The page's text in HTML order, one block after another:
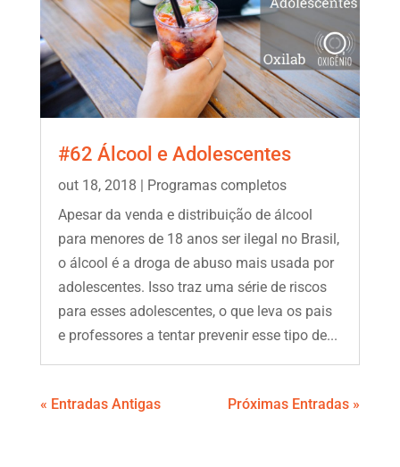
#62 Álcool e Adolescentes
out 18, 2018
Programas completos
Apesar da venda e distribuição de álcool
para menores de 18 anos ser ilegal no Brasil,
o álcool é a droga de abuso mais usada por
adolescentes. Isso traz uma série de riscos
para esses adolescentes, o que leva os pais
e professores a tentar prevenir esse tipo de...
« Entradas Antigas Próximas Entradas »